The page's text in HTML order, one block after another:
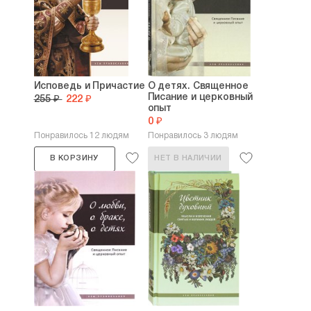
Исповедь и Причастие
255 ₽ 222 ₽
Понравилось 12 людям
В КОРЗИНУ
О детях. Священное
Писание и церковный
опыт
0 ₽
Понравилось 3 людям
НЕТ В НАЛИЧИИ